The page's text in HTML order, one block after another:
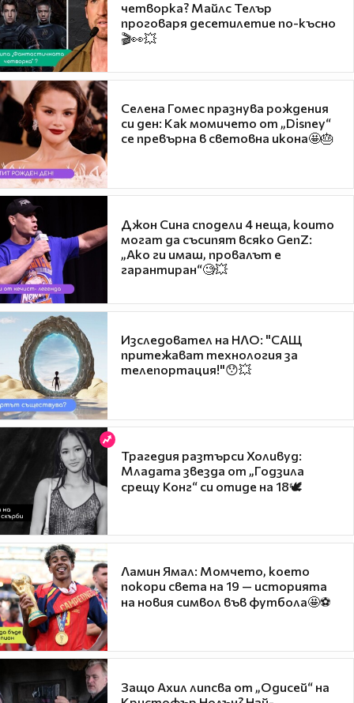
четворка? Майлс Телър
проговаря десетилетие по-късно
🎬👀💥
Селена Гомес празнува рождения
си ден: Как момичето от „Disney“
се превърна в световна икона🤩🎂
Джон Сина сподели 4 неща, които
могат да съсипят всяко GenZ:
„Ако ги имаш, провалът е
гарантиран“🧐💥
Изследовател на НЛО: "САЩ
притежават технология за
телепортация!"😯💥
Трагедия разтърси Холивуд:
Младата звезда от „Годзила
срещу Конг“ си отиде на 18🕊️
Ламин Ямал: Момчето, което
покори света на 19 — историята
на новия символ във футбола🤩⚽
Защо Ахил липсва от „Одисей“ на